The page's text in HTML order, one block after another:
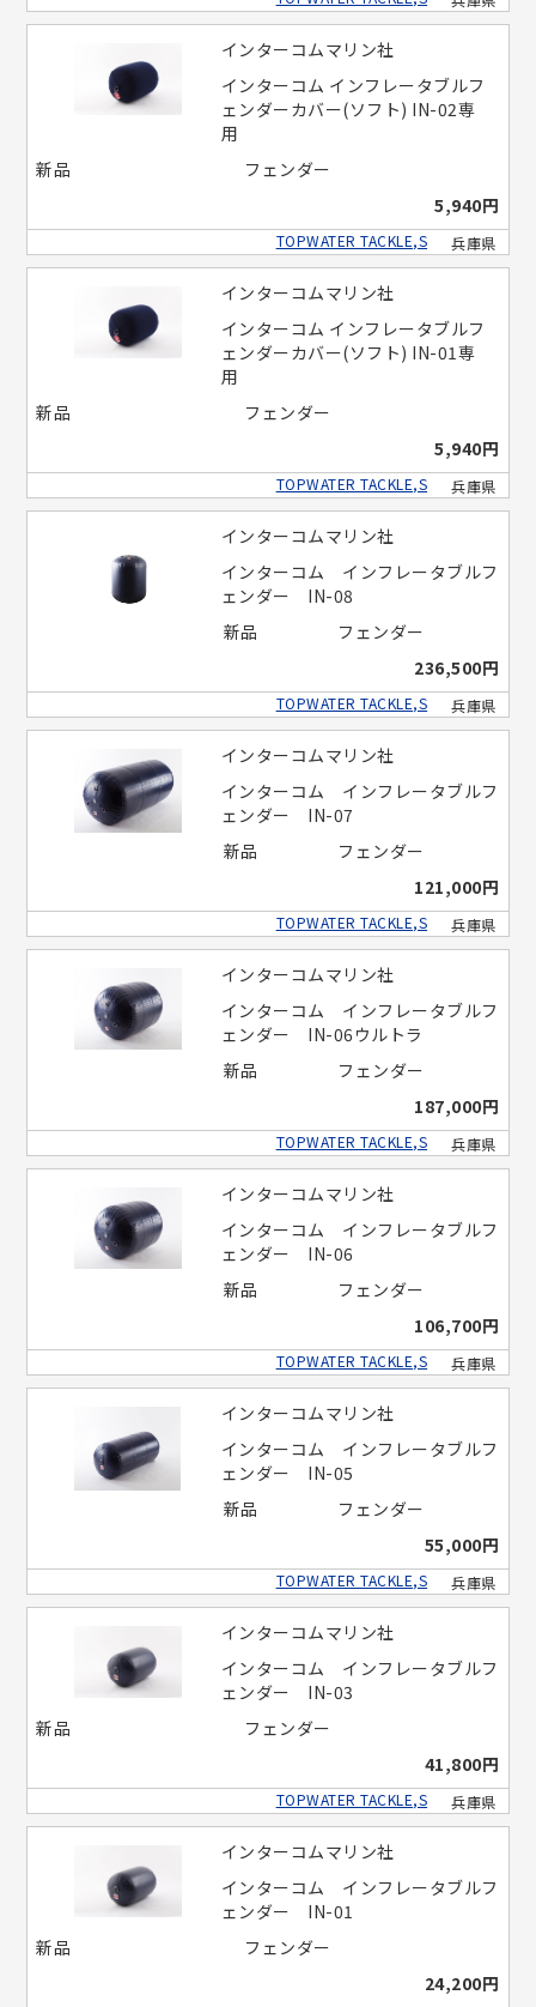
インターコムマリン社
インターコム インフレータブルフ
ェンダーカバー(ソフト) IN-02専
用
新品
フェンダー
5,940円
兵庫県
TOPWATER TACKLE,S
インターコムマリン社
インターコム インフレータブルフ
ェンダーカバー(ソフト) IN-01専
用
新品
フェンダー
5,940円
兵庫県
TOPWATER TACKLE,S
インターコムマリン社
インターコム インフレータブルフ
ェンダー IN-08
新品
フェンダー
236,500円
兵庫県
TOPWATER TACKLE,S
インターコムマリン社
インターコム インフレータブルフ
ェンダー IN-07
新品
フェンダー
121,000円
兵庫県
TOPWATER TACKLE,S
インターコムマリン社
インターコム インフレータブルフ
ェンダー IN-06ウルトラ
新品
フェンダー
187,000円
兵庫県
TOPWATER TACKLE,S
インターコムマリン社
インターコム インフレータブルフ
ェンダー IN-06
新品
フェンダー
106,700円
兵庫県
TOPWATER TACKLE,S
インターコムマリン社
インターコム インフレータブルフ
ェンダー IN-05
新品
フェンダー
55,000円
兵庫県
TOPWATER TACKLE,S
インターコムマリン社
インターコム インフレータブルフ
ェンダー IN-03
新品
フェンダー
41,800円
兵庫県
TOPWATER TACKLE,S
インターコムマリン社
インターコム インフレータブルフ
ェンダー IN-01
新品
フェンダー
24,200円